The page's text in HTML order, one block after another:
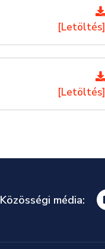
[Letöltés]
[Letöltés]
Közösségi média: